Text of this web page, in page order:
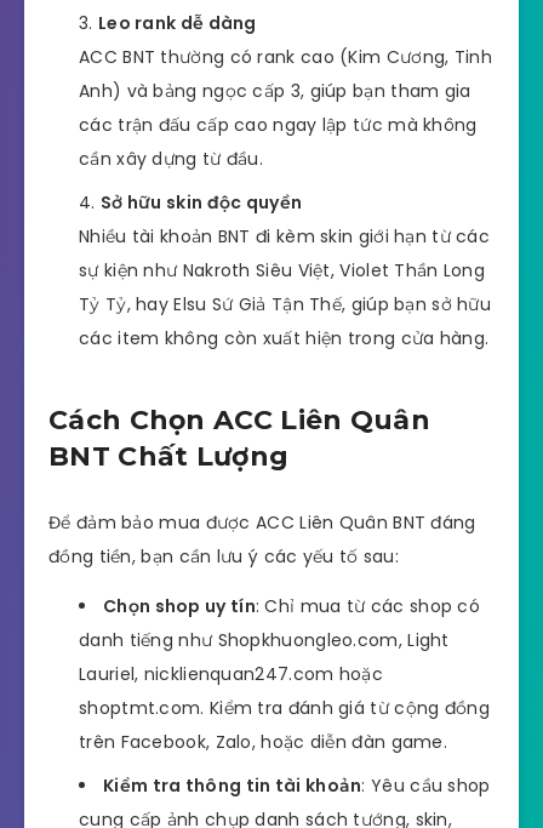
Leo rank dễ dàng
ACC BNT thường có rank cao (Kim Cương, Tinh
Anh) và bảng ngọc cấp 3, giúp bạn tham gia
các trận đấu cấp cao ngay lập tức mà không
cần xây dựng từ đầu.
Sở hữu skin độc quyền
Nhiều tài khoản BNT đi kèm skin giới hạn từ các
sự kiện như Nakroth Siêu Việt, Violet Thần Long
Tỷ Tỷ, hay Elsu Sứ Giả Tận Thế, giúp bạn sở hữu
các item không còn xuất hiện trong cửa hàng.
Cách Chọn ACC Liên Quân
BNT Chất Lượng
Để đảm bảo mua được ACC Liên Quân BNT đáng
đồng tiền, bạn cần lưu ý các yếu tố sau:
Chọn shop uy tín: Chỉ mua từ các shop có
danh tiếng như Shopkhuongleo.com, Light
Lauriel, nicklienquan247.com hoặc
shoptmt.com. Kiểm tra đánh giá từ cộng đồng
trên Facebook, Zalo, hoặc diễn đàn game.
Kiểm tra thông tin tài khoản: Yêu cầu shop
cung cấp ảnh chụp danh sách tướng, skin,